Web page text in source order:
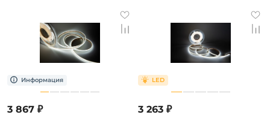
3 867 ₽ 3 263 ₽